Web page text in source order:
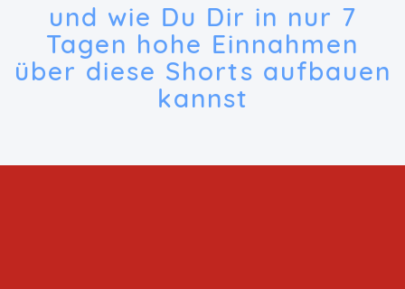
und wie Du Dir in nur 7
Tagen hohe Einnahmen
über diese Shorts aufbauen
kannst